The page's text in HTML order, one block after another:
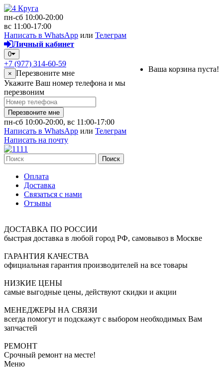
пн-сб 10:00-20:00
вс 11:00-17:00
Написать в WhatsApp или Телеграм
Личный кабинет
0
Ваша корзина пуста!
+7 (977) 314-60-59
× Перезвоните мне
Укажите Ваш номер телефона и мы
перезвоним
Перезвоните мне
пн-сб 10:00-20:00, вс 11:00-17:00
Написать в WhatsApp или Телеграм
Написать на почту
Поиск
Оплата
Доставка
Связаться с нами
Отзывы
ДОСТАВКА ПО РОССИИ
быстрая доставка в любой город РФ, самовывоз в Москве
ГАРАНТИЯ КАЧЕСТВА
официальная гарантия производителей на все товары
НИЗКИЕ ЦЕНЫ
самые выгодные цены, действуют скидки и акции
МЕНЕДЖЕРЫ НА СВЯЗИ
всегда помогут и подскажут с выбором необходимых Вам
запчастей
РЕМОНТ
Срочный ремонт на месте!
Меню